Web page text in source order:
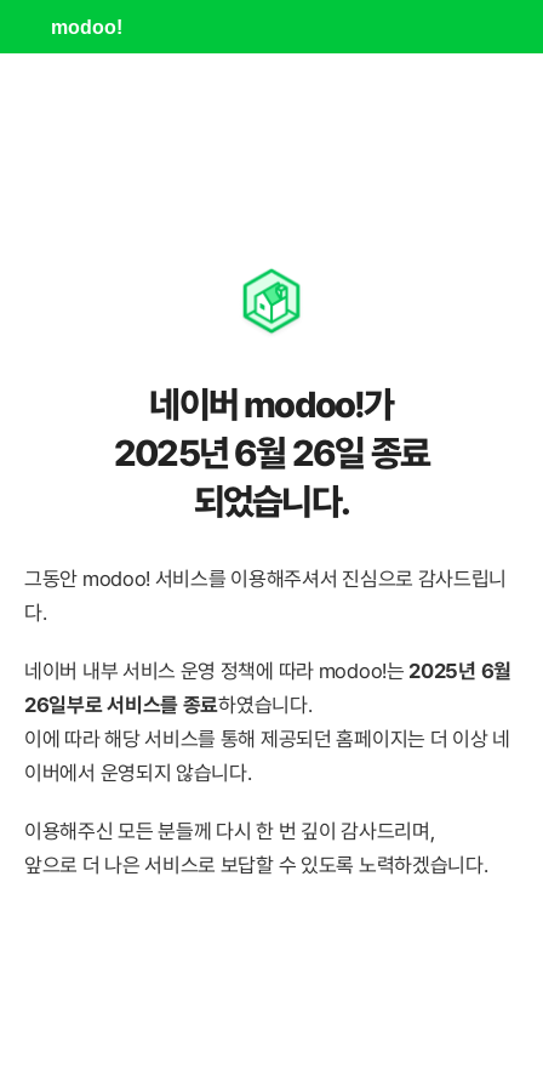
modoo!
네이버 modoo!가
2025년 6월 26일 종료
되었습니다.
그동안 modoo! 서비스를 이용해주셔서 진심으로 감사드립니
다.
네이버 내부 서비스 운영 정책에 따라 modoo!는 2025년 6월
26일부로 서비스를 종료하였습니다.
이에 따라 해당 서비스를 통해 제공되던 홈페이지는 더 이상 네
이버에서 운영되지 않습니다.
이용해주신 모든 분들께 다시 한 번 깊이 감사드리며,
앞으로 더 나은 서비스로 보답할 수 있도록 노력하겠습니다.